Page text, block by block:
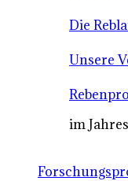
Die
Unsere
im